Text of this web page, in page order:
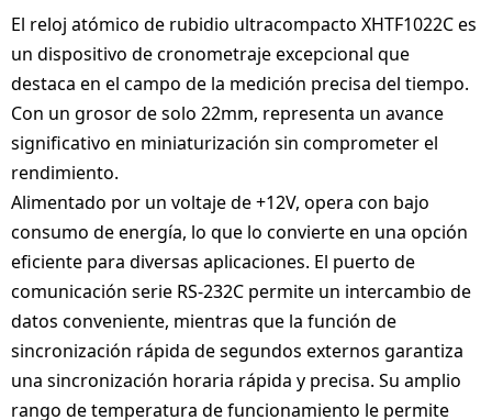
El reloj atómico de rubidio ultracompacto XHTF1022C es
un dispositivo de cronometraje excepcional que
destaca en el campo de la medición precisa del tiempo.
Con un grosor de solo 22mm, representa un avance
significativo en miniaturización sin comprometer el
rendimiento.
Alimentado por un voltaje de +12V, opera con bajo
consumo de energía, lo que lo convierte en una opción
eficiente para diversas aplicaciones. El puerto de
comunicación serie RS-232C permite un intercambio de
datos conveniente, mientras que la función de
sincronización rápida de segundos externos garantiza
una sincronización horaria rápida y precisa. Su amplio
rango de temperatura de funcionamiento le permite